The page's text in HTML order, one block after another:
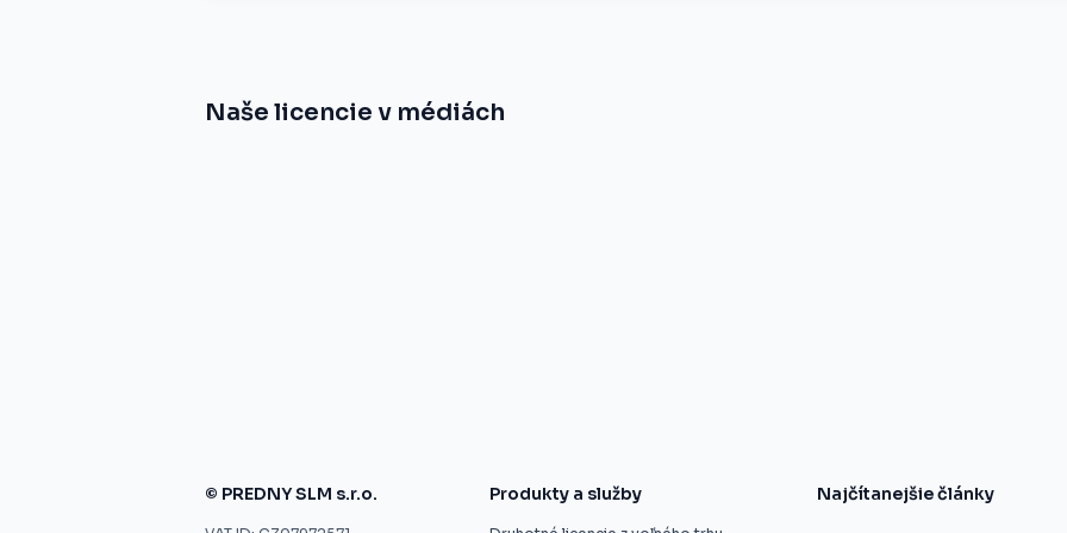
Naše licencie v médiách
© PREDNY SLM s.r.o. Produkty a služby Najčítanejšie články